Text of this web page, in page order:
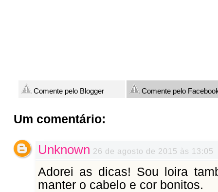
Comente pelo Blogger Comente pelo
Um comentário:
Unknown 26 de agosto de 2015 às 13:05
Adorei as dicas! Sou loira
manter o cabelo e cor bonitos.